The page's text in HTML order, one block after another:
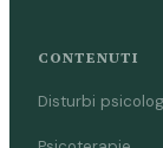
CONTENUTI
Disturbi